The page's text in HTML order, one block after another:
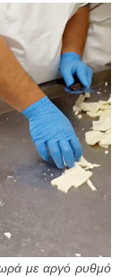
με αργό ρυθμό